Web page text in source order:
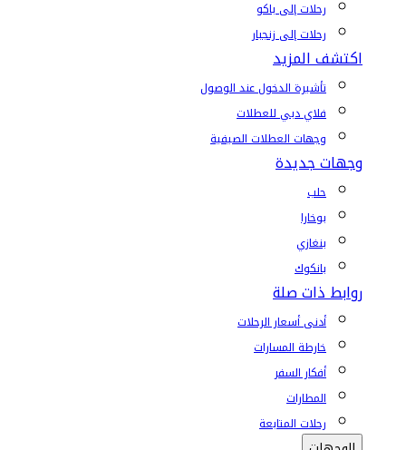
رحلات إلى باكو
رحلات إلى زنجبار
اكتشف المزيد
تأشيرة الدخول عند الوصول
فلاي دبي للعطلات
وجهات العطلات الصيفية
وجهات جديدة
حلب
بوخارا
بنغازي
بانكوك
روابط ذات صلة
أدنى أسعار الرحلات
خارطة المسارات
أفكار السفر
المطارات
رحلات المتابعة